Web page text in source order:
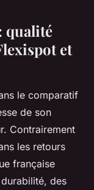
qualité
et
le comparatif
de son
Contrairement
les retours
française
des